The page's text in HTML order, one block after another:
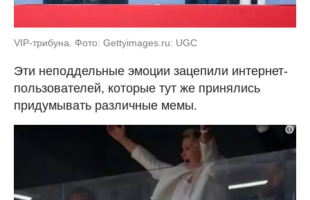
VIP-трибуна. Фото: Gettyimages.ru: UGC
Эти неподдельные эмоции зацепили интернет-
пользователей, которые тут же принялись
придумывать различные мемы.